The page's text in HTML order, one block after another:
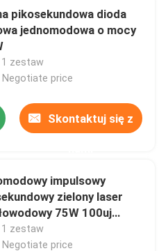
pikosekundowa dioda
jednomodowa o mocy
1 zestaw
Negotiate price
Skontaktuj się z
impulsowy
zielony laser
75W 100uj
pojedynczego impulsu
1 zestaw
Negotiate price